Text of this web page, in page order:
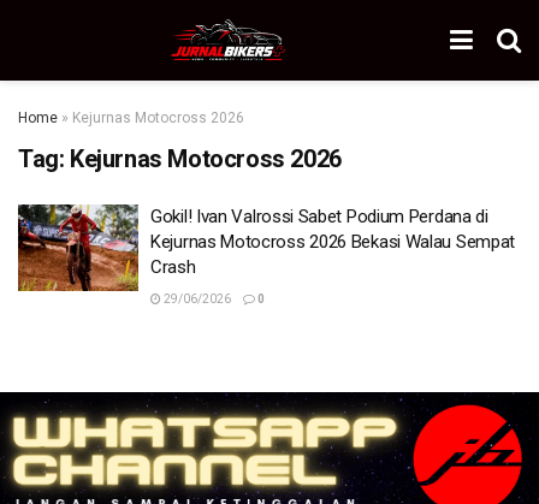
Home » Kejurnas Motocross 2026
Tag: Kejurnas Motocross 2026
Gokil! Ivan Valrossi Sabet Podium Perdana di
Kejurnas Motocross 2026 Bekasi Walau Sempat
Crash
29/06/2026 0